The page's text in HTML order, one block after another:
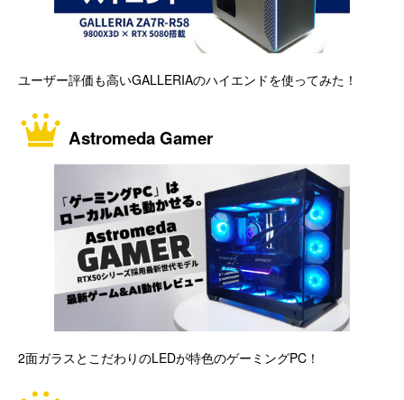
ユーザー評価も高いGALLERIAのハイエンドを使ってみた！
Astromeda Gamer
2面ガラスとこだわりのLEDが特色のゲーミングPC！